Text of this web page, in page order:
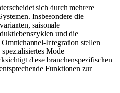
sich durch mehrere
Insbesondere die
saisonale
und die
Integration stellen
Mode
diese branchenspezifischen
Funktionen zur